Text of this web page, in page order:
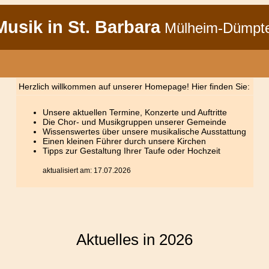
in St. BarbaraMülheim-
Herzlich willkommen auf unserer Homepage! Hier finden Sie:
Unsere aktuellen Termine, Konzerte und Auftritte
Die Chor- und Musikgruppen unserer Gemeinde
Wissenswertes über unsere musikalische Ausstattung
Einen kleinen Führer durch unsere Kirchen
Tipps zur Gestaltung Ihrer Taufe oder Hochzeit
aktualisiert am: 17.07.2026
Aktuelles in 2026